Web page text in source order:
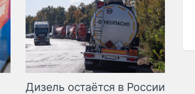
Дизель остаётся в России